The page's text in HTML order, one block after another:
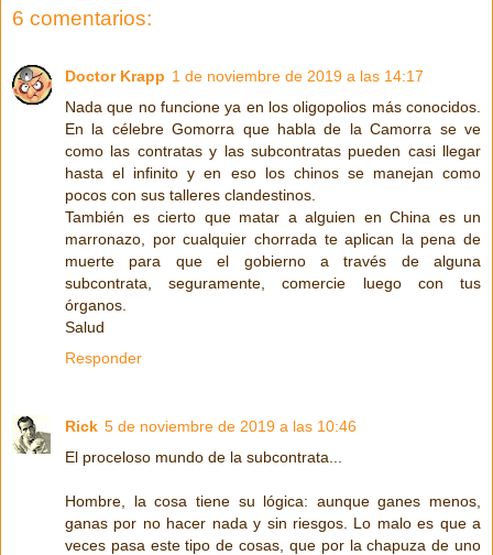
6 comentarios:
Doctor Krapp 1 de noviembre de 2019 a las 14:17
Nada que no funcione ya en los oligopolios más conocidos.
En la célebre Gomorra que habla de la Camorra se ve
como las contratas y las subcontratas pueden casi llegar
hasta el infinito y en eso los chinos se manejan como
pocos con sus talleres clandestinos.
También es cierto que matar a alguien en China es un
marronazo, por cualquier chorrada te aplican la pena de
muerte para que el gobierno a través de alguna
subcontrata, seguramente, comercie luego con tus
órganos.
Salud
Responder
Rick 5 de noviembre de 2019 a las 10:46
El proceloso mundo de la subcontrata...
Hombre, la cosa tiene su lógica: aunque ganes menos,
ganas por no hacer nada y sin riesgos. Lo malo es que a
veces pasa este tipo de cosas, que por la chapuza de uno